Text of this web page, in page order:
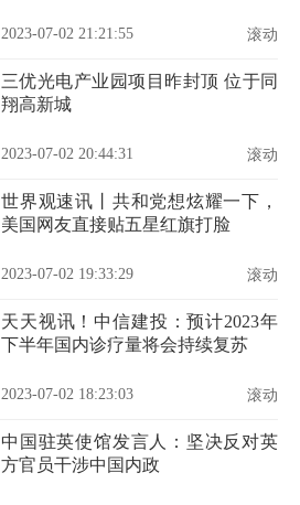
2023-07-02 21:21:55 滚动
三优光电产业园项目昨封顶 位于同
翔高新城
2023-07-02 20:44:31 滚动
世界观速讯丨共和党想炫耀一下，
美国网友直接贴五星红旗打脸
2023-07-02 19:33:29 滚动
天天视讯！中信建投：预计2023年
下半年国内诊疗量将会持续复苏
2023-07-02 18:23:03 滚动
中国驻英使馆发言人：坚决反对英
方官员干涉中国内政